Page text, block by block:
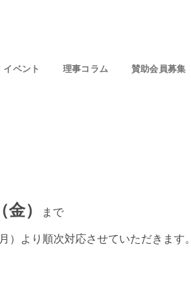
イベント 理事コラム 賛助会員募集
） まで
より順次対応させていただきます。